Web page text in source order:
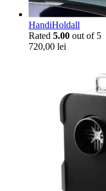
HandiHoldall
Rated 5.00 out of 5
720,00 lei